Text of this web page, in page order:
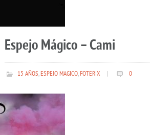
Espejo Mágico – Cami
15 AÑOS,ESPEJO MAGICO,FOTERIX 0